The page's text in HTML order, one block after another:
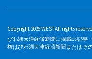
Copyright 2026 WEST All rights
びわ湖大津経済新聞に掲載の記事
権はびわ湖大津経済新聞またはそ